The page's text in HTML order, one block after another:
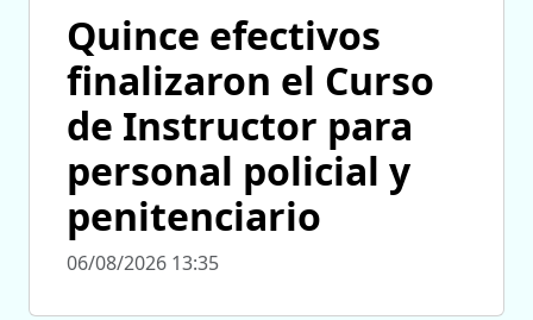
Quince efectivos
finalizaron el Curso
de Instructor para
personal policial y
penitenciario
06/08/2026 13:35